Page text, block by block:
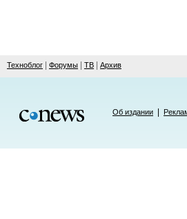
Техноблог Форумы ТВ Архив
Об издании